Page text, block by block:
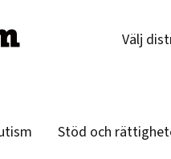
Välj
Stöd och